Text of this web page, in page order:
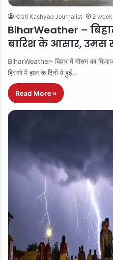
Krati Kashyap Journalist 2
BiharWeather –
बारिश के आसार, उमस
BiharWeather- बिहार में मौसम का
हिस्सों में हाल के दिनों में हुई…
Read More »